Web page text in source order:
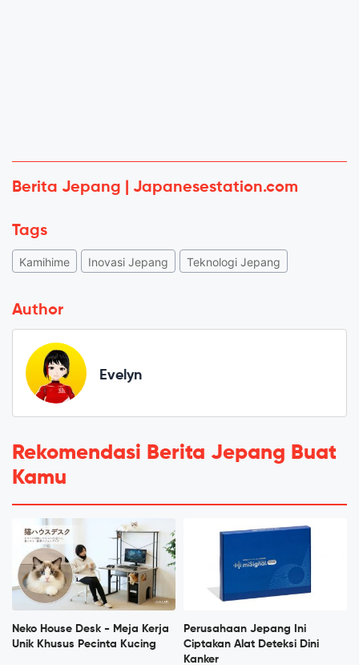
Berita Jepang | Japanesestation.com
Tags
Kamihime Inovasi Jepang Teknologi Jepang
Author
Evelyn
Rekomendasi Berita Jepang Buat
Kamu
Neko House Desk - Meja Kerja
Unik Khusus Pecinta Kucing
Perusahaan Jepang Ini
Ciptakan Alat Deteksi Dini
Kanker